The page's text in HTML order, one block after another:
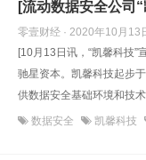
[流动数据安全公司
零壹财经 · 2020年10月13
[10月13日讯，“凯馨科技”
驰星资本。凯馨科技起步
供数据安全基础环境和技
数据安全 凯馨科技